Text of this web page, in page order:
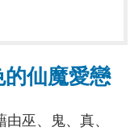
仙魔愛戀
巫、鬼、真、